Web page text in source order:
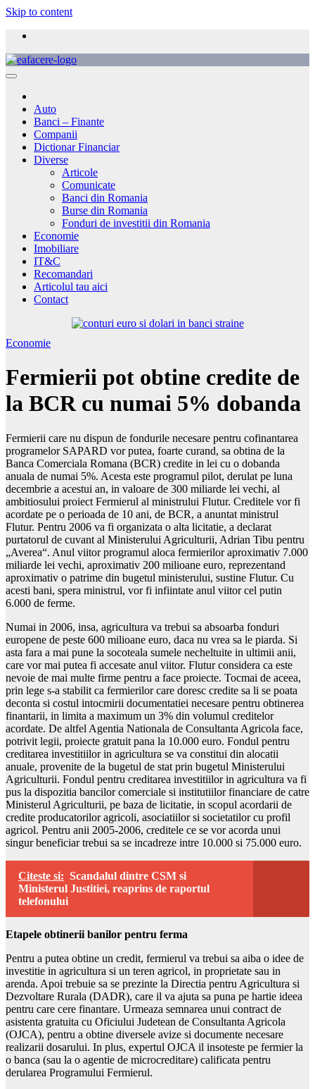
Skip to content
Auto
Banci – Finante
Companii
Dictionar Financiar
Diverse
Articole
Comunicate
Banci din Romania
Burse din Romania
Fonduri de investitii din Romania
Economie
Imobiliare
IT&C
Recomandari
Articolul tau aici
Contact
Economie
Fermierii pot obtine credite de
la BCR cu numai 5% dobanda
Fermierii care nu dispun de fondurile necesare pentru cofinantarea
programelor SAPARD vor putea, foarte curand, sa obtina de la
Banca Comerciala Romana (BCR) credite in lei cu o dobanda
anuala de numai 5%. Acesta este programul pilot, derulat pe luna
decembrie a acestui an, in valoare de 300 miliarde lei vechi, al
ambitiosului proiect Fermierul al ministrului Flutur. Creditele vor fi
acordate pe o perioada de 10 ani, de BCR, a anuntat ministrul
Flutur. Pentru 2006 va fi organizata o alta licitatie, a declarat
purtatorul de cuvant al Ministerului Agriculturii, Adrian Tibu pentru
„Averea“. Anul viitor programul aloca fermierilor aproximativ 7.000
miliarde lei vechi, aproximativ 200 milioane euro, reprezentand
aproximativ o patrime din bugetul ministerului, sustine Flutur. Cu
acesti bani, spera ministrul, vor fi infiintate anul viitor cel putin
6.000 de ferme.
Numai in 2006, insa, agricultura va trebui sa absoarba fonduri
europene de peste 600 milioane euro, daca nu vrea sa le piarda. Si
asta fara a mai pune la socoteala sumele necheltuite in ultimii anii,
care vor mai putea fi accesate anul viitor. Flutur considera ca este
nevoie de mai multe firme pentru a face proiecte. Tocmai de aceea,
prin lege s-a stabilit ca fermierilor care doresc credite sa li se poata
deconta si costul intocmirii documentatiei necesare pentru obtinerea
finantarii, in limita a maximum un 3% din volumul creditelor
acordate. De altfel Agentia Nationala de Consultanta Agricola face,
potrivit legii, proiecte gratuit pana la 10.000 euro. Fondul pentru
creditarea investitiilor in agricultura se va constitui din alocatii
anuale, provenite de la bugetul de stat prin bugetul Ministerului
Agriculturii. Fondul pentru creditarea investitiilor in agricultura va fi
pus la dispozitia bancilor comerciale si institutiilor financiare de catre
Ministerul Agriculturii, pe baza de licitatie, in scopul acordarii de
credite producatorilor agricoli, asociatiilor si societatilor cu profil
agricol. Pentru anii 2005-2006, creditele ce se vor acorda unui
singur beneficiar trebui sa se incadreze intre 10.000 si 75.000 euro.
Citeste si: Scandalul dintre CSM si
Ministerul Justitiei, reaprins de raportul
telefonului
Etapele obtinerii banilor pentru ferma
Pentru a putea obtine un credit, fermierul va trebui sa aiba o idee de
investitie in agricultura si un teren agricol, in proprietate sau in
arenda. Apoi trebuie sa se prezinte la Directia pentru Agricultura si
Dezvoltare Rurala (DADR), care il va ajuta sa puna pe hartie ideea
pentru care cere finantare. Urmeaza semnarea unui contract de
asistenta gratuita cu Oficiului Judetean de Consultanta Agricola
(OJCA), pentru a obtine diversele avize si documente necesare
realizarii dosarului. In plus, expertul OJCA il insoteste pe fermier la
o banca (sau la o agentie de microcreditare) calificata pentru
derularea Programului Fermierul.